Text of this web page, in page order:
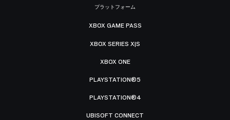
プラットフォーム
XBOX GAME PASS
XBOX SERIES X|S
XBOX ONE
PLAYSTATION®5
PLAYSTATION®4
UBISOFT CONNECT